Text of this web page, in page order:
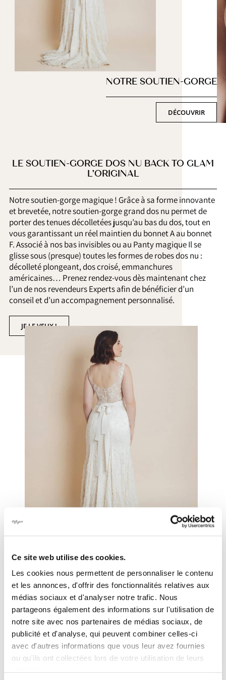
Ce site web utilise des cookies.
Les cookies nous permettent de personnaliser le contenu
et les annonces, d'offrir des fonctionnalités relatives aux
médias sociaux et d'analyser notre trafic. Nous
partageons également des informations sur l'utilisation de
notre site avec nos partenaires de médias sociaux, de
publicité et d'analyse, qui peuvent combiner celles-ci
avec d'autres informations que vous leur avez fournies
ou qu'ils ont collectées lors de votre utilisation de leurs
NOTRE SOUTIEN-GORGE
DÉCOUVRIR
LE SOUTIEN-GORGE DOS NU BACK TO GLAM
L’ORIGINAL
Notre soutien-gorge magique ! Grâce à sa forme innovante
et brevetée, notre soutien-gorge grand dos nu permet de
porter des tenues décolletées jusqu’au bas du dos, tout en
vous garantissant un réel maintien du bonnet A au bonnet
F. Associé à nos bas invisibles ou au Panty magique Il se
glisse sous (presque) toutes les formes de robes dos nu :
décolleté plongeant, dos croisé, emmanchures
américaines… Prenez rendez-vous dès maintenant chez
l’un de nos revendeurs Experts afin de bénéficier d’un
conseil et d’un accompagnement personnalisé.
JE LE VEUX !
LE SOUTIEN-GORGE DOS NU BACK TO GLAM
L’ORIGINAL
Notre soutien-gorge magique ! Grâce à sa forme innovante
et brevetée, notre soutien-gorge grand dos nu permet de
porter des tenues décolletées jusqu’au bas du dos, tout en
vous garantissant un réel maintien du bonnet A au bonnet
F. Associé à nos bas invisibles ou au Panty magique Il se